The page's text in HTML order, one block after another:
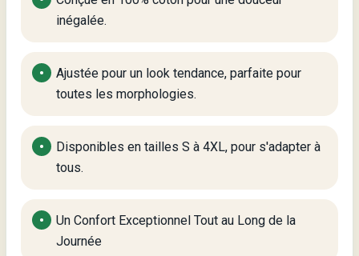
inégalée.
Ajustée pour un look tendance, parfaite pour
toutes les morphologies.
Disponibles en tailles S à 4XL, pour s'adapter à
tous.
Un Confort Exceptionnel Tout au Long de la
Journée